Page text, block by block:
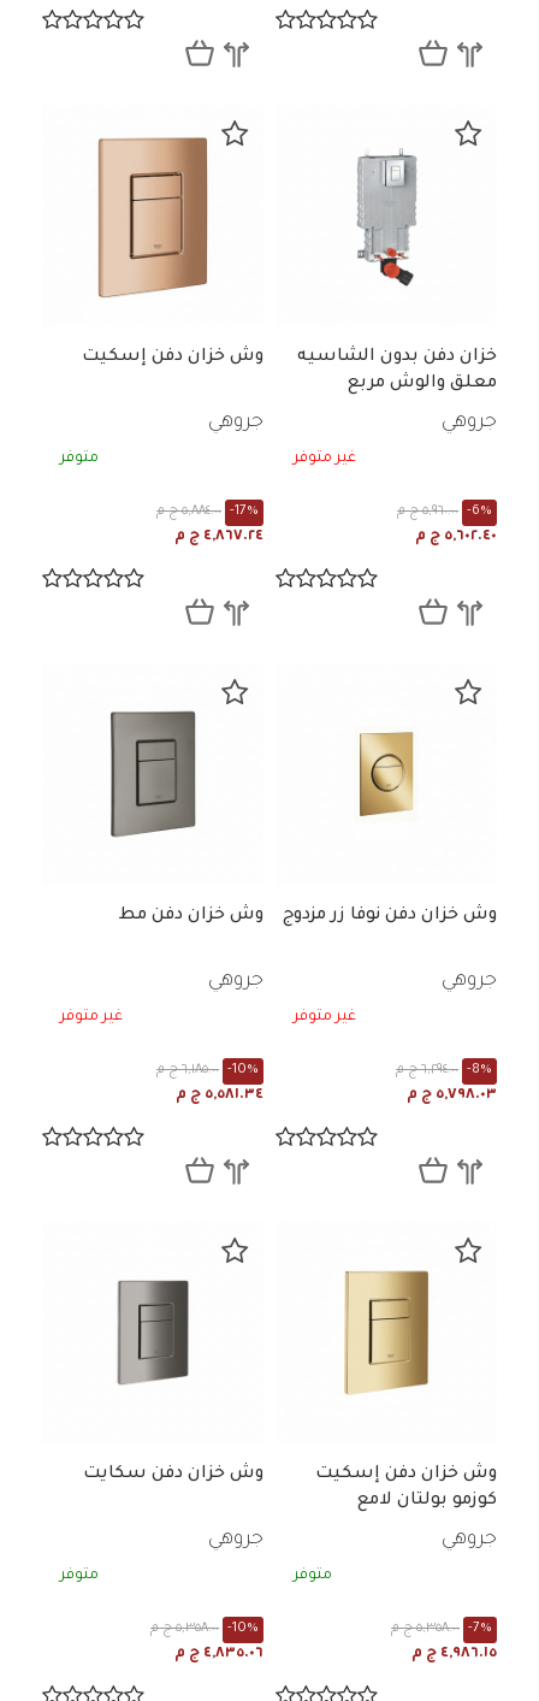
خزان دفن بدون الشاسيه
معلق والوش مربع
جروهي
غير متوفر
٥,٩٦٠.٠٠ ج م -6%
٥,٦٠٢.٤٠ ج م
وش خزان دفن إسكيت
جروهي
متوفر
٥,٨٨٤.٠٠ ج م -17%
٤,٨٦٧.٢٤ ج م
وش خزان دفن نوفا زر مزدوج
جروهي
غير متوفر
٦,٢٩٤.٠٠ ج م -8%
٥,٧٩٨.٠٣ ج م
وش خزان دفن مط
جروهي
غير متوفر
٦,١٨٥.٠٠ ج م -10%
٥,٥٨١.٣٤ ج م
وش خزان دفن إسكيت
كوزمو بولتان لامع
جروهي
متوفر
٥,٣٥٨.٠٠ ج م -7%
٤,٩٨٦.١٥ ج م
وش خزان دفن سكايت
جروهي
متوفر
٥,٣٥٨.٠٠ ج م -10%
٤,٨٣٥.٠٦ ج م